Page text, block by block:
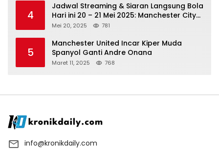
4
Jadwal Streaming & Siaran Langsung Bola
Hari ini 20 – 21 Mei 2025: Manchester City
vs Bournemouth
Mei 20, 2025 781
5
Manchester United Incar Kiper Muda
Spanyol Ganti Andre Onana
Maret 11, 2025 768
info@kronikdaily.com